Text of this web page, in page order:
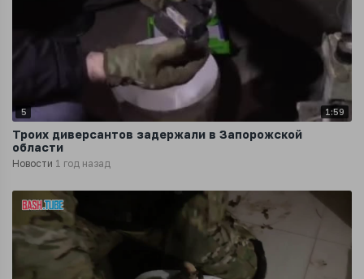
5 1:59
Троих диверсантов задержали в Запорожской
области
Новости 1 год назад